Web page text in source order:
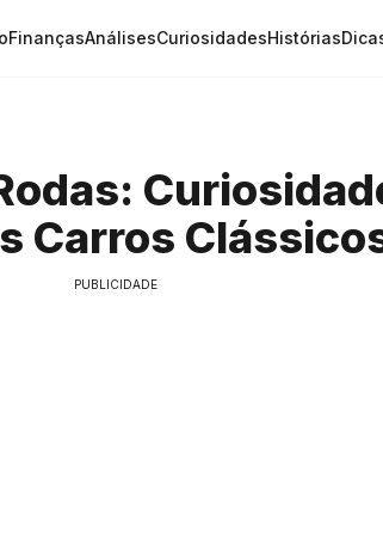
FinançasAnálisesCuriosidadesHistórias
Carros
PUBLICIDADE